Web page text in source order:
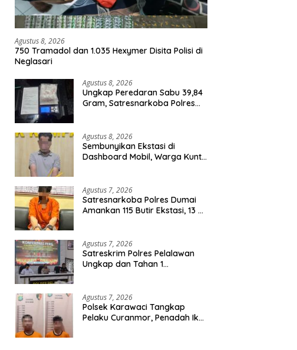
Agustus 8, 2026
750 Tramadol dan 1.035 Hexymer Disita Polisi di
Neglasari
Agustus 8, 2026
Ungkap Peredaran Sabu 39,84
Gram, Satresnarkoba Polres
Agustus 8, 2026
Sembunyikan Ekstasi di
Dashboard Mobil, Warga Kuntu
Agustus 7, 2026
Satresnarkoba Polres Dumai
Amankan 115 Butir Ekstasi, 13 Pil
Agustus 7, 2026
Satreskrim Polres Pelalawan
Ungkap dan Tahan 1
Agustus 7, 2026
Polsek Karawaci Tangkap
Pelaku Curanmor, Penadah Ikut